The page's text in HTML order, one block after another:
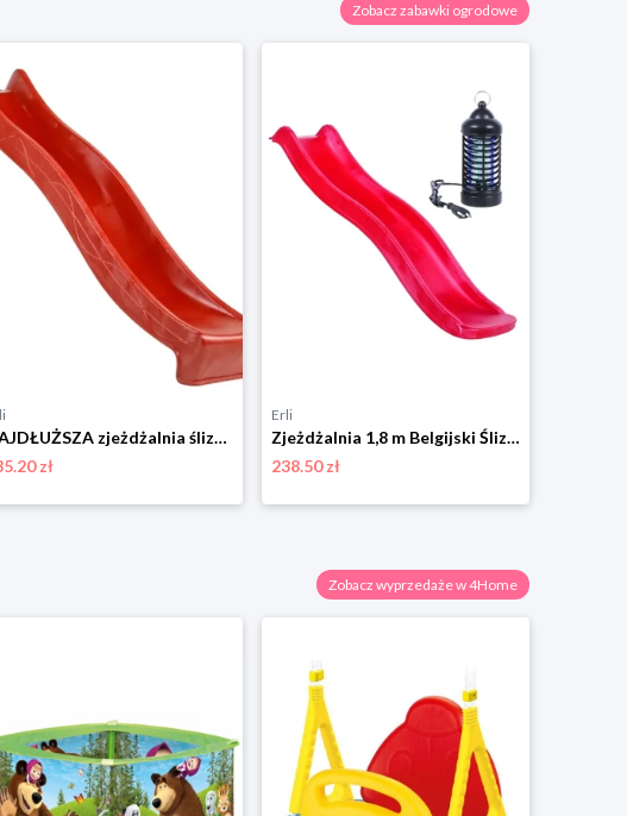
Zobacz zabawki ogrodowe
NAJDŁUŻSZA zjeżdżalnia ślizg 3m trzymetrowy Czerwony Wodna dla dzieci 150cm
zł
Erli
Zjeżdżalnia 1,8 m Belgijski Ślizg KBT Czerwony + Lampa Owadobójcza GRATIS
238.50 zł
Zobacz wyprzedaże w 4Home